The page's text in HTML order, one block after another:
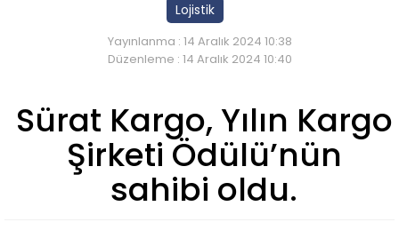
Lojistik
Yayınlanma : 14 Aralık 2024 10:38
Düzenleme : 14 Aralık 2024 10:40
Sürat Kargo, Yılın Kargo
Şirketi Ödülü’nün
sahibi oldu.